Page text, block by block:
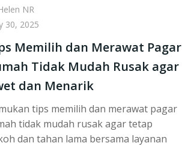
NR
30, 2025
Memilih dan Merawat Pagar
Tidak Mudah Rusak agar
dan Menarik
tips memilih dan merawat pagar
tidak mudah rusak agar tetap
dan tahan lama bersama layanan